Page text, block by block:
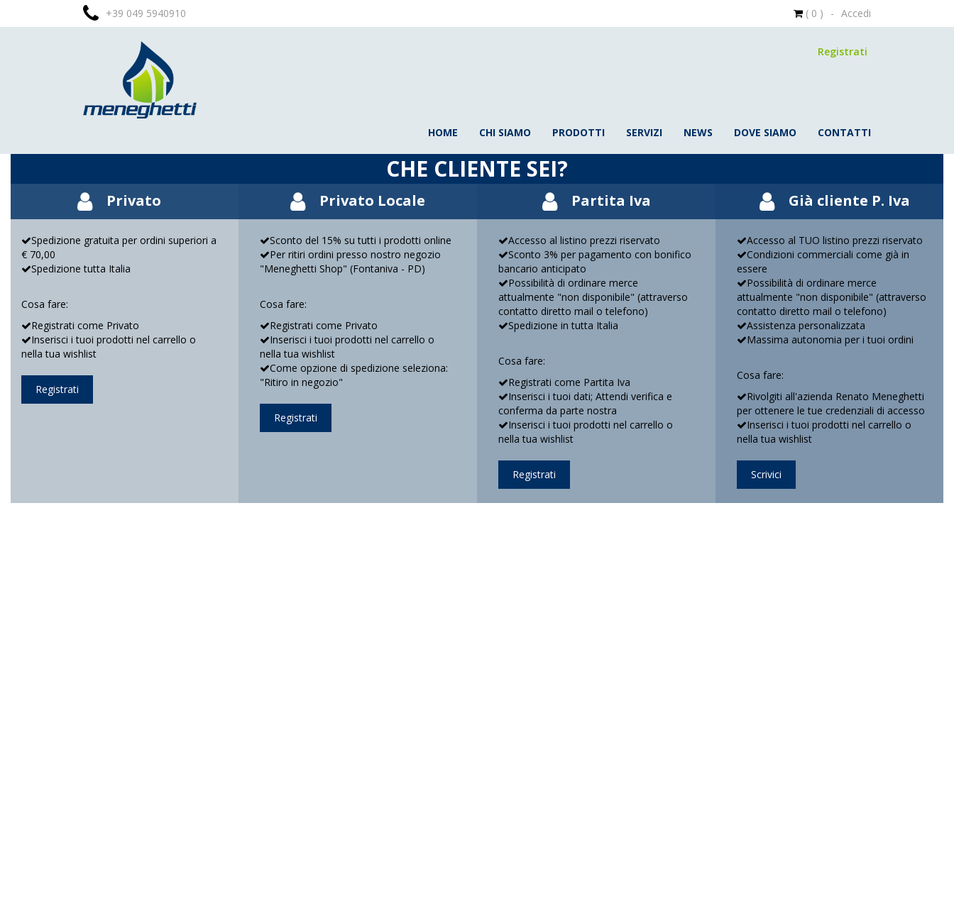
+39 049 5940910 ( 0 ) - Accedi
Registrati
HOME CHI SIAMO PRODOTTI SERVIZI NEWS DOVE SIAMO CONTATTI
CHE CLIENTE SEI?
Privato
Spedizione gratuita per ordini superiori a
€ 70,00
Spedizione tutta Italia
Cosa fare:
Registrati come Privato
Inserisci i tuoi prodotti nel carrello o
nella tua wishlist
Registrati
Privato Locale
Sconto del 15% su tutti i prodotti online
Per ritiri ordini presso nostro negozio
"Meneghetti Shop" (Fontaniva - PD)
Cosa fare:
Registrati come Privato
Inserisci i tuoi prodotti nel carrello o
nella tua wishlist
Come opzione di spedizione seleziona:
"Ritiro in negozio"
Registrati
Partita Iva
Accesso al listino prezzi riservato
Sconto 3% per pagamento con bonifico
bancario anticipato
Possibilità di ordinare merce
attualmente "non disponibile" (attraverso
contatto diretto mail o telefono)
Spedizione in tutta Italia
Cosa fare:
Registrati come Partita Iva
Inserisci i tuoi dati; Attendi verifica e
conferma da parte nostra
Inserisci i tuoi prodotti nel carrello o
nella tua wishlist
Registrati
Già cliente P. Iva
Accesso al TUO listino prezzi riservato
Condizioni commerciali come già in
essere
Possibilità di ordinare merce
attualmente "non disponibile" (attraverso
contatto diretto mail o telefono)
Assistenza personalizzata
Massima autonomia per i tuoi ordini
Cosa fare:
Rivolgiti all'azienda Renato Meneghetti
per ottenere le tue credenziali di accesso
Inserisci i tuoi prodotti nel carrello o
nella tua wishlist
Scrivici